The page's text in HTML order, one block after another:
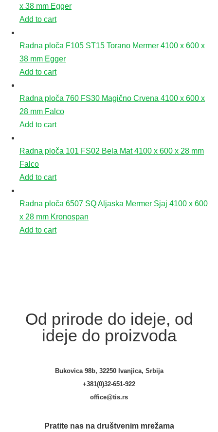
x 38 mm Egger
Add to cart
Radna ploča F105 ST15 Torano Mermer 4100 x 600 x
38 mm Egger
Add to cart
Radna ploča 760 FS30 Magično Crvena 4100 x 600 x
28 mm Falco
Add to cart
Radna ploča 101 FS02 Bela Mat 4100 x 600 x 28 mm
Falco
Add to cart
Radna ploča 6507 SQ Aljaska Mermer Sjaj 4100 x 600
x 28 mm Kronospan
Add to cart
Od prirode do ideje, od
ideje do proizvoda
Bukovica 98b, 32250 Ivanjica, Srbija
+381(0)32-651-922
office@tis.rs
Pratite nas na društvenim mrežama